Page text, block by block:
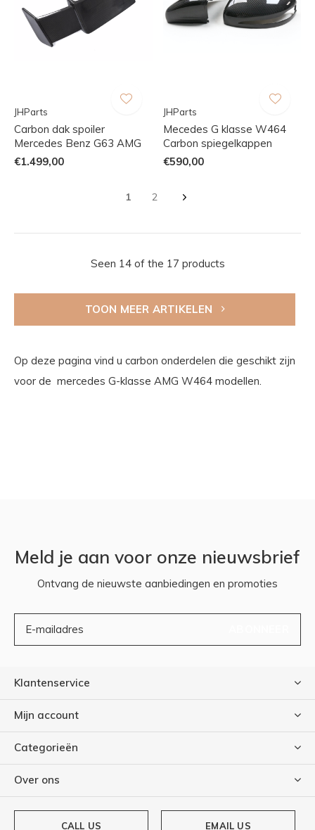
JHParts
Carbon dak spoiler
Mercedes Benz G63 AMG
€1.499,00
JHParts
Mecedes G klasse W464
Carbon spiegelkappen
€590,00
1 2
Seen 14 of the 17 products
TOON MEER ARTIKELEN
Op deze pagina vind u carbon onderdelen die geschikt zijn
voor de mercedes G-klasse AMG W464 modellen.
Meld je aan voor onze nieuwsbrief
Ontvang de nieuwste aanbiedingen en promoties
Klantenservice
Mijn account
Categorieën
Over ons
CALL US EMAIL US